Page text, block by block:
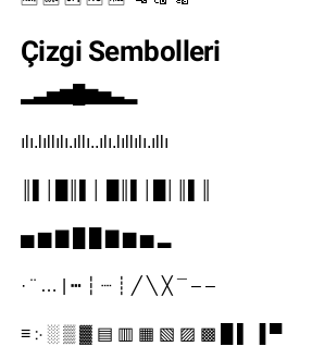
Çizgi Sembolleri
▂▃▅▆█▆▅▃▂
ılı.lıllılı.ıllı..ılı.lıllılı.ıllı
▅ ▆ ▇ █ █ ▇ ▆ ▅ ▂
· ¨ … | ┅ ┆ ┈ ┊ ╱ ╲ ╳ ¯ – –
≡ ჻ ░ ▒ ▓ ▤ ▥ ▦ ▧ ▨ ▩ █ ▌ ▐ ▀